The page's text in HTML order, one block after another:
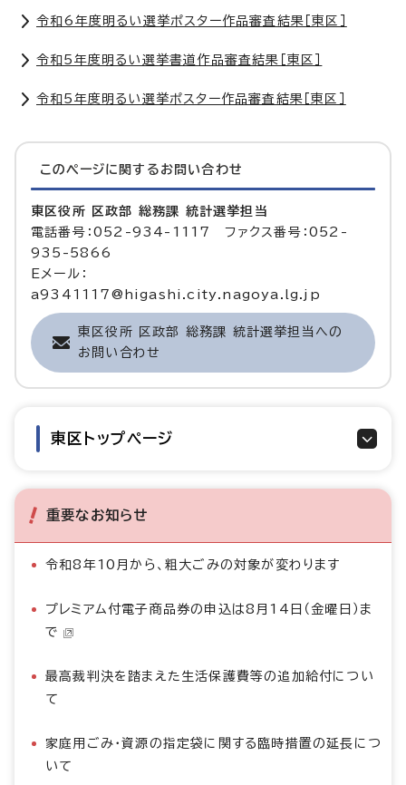
令和6年度明るい選挙ポスター作品審査結果［東区］
令和5年度明るい選挙書道作品審査結果［東区］
令和5年度明るい選挙ポスター作品審査結果［東区］
このページに関する お問い合わせ
東区役所 区政部 総務課 統計選挙担当
電話番号：052-934-1117 ファクス番号：052-
935-5866
Eメール：
a9341117@higashi.city.nagoya.lg.jp
東区役所 区政部 総務課 統計選挙担当への
お問い合わせ
東区トップページ
重要なお知らせ
令和8年10月から、粗大ごみの対象が変わります
プレミアム付電子商品券の申込は8月14日（金曜日）ま
で
最高裁判決を踏まえた生活保護費等の追加給付につい
て
家庭用ごみ・資源の指定袋に関する臨時措置の延長につ
いて